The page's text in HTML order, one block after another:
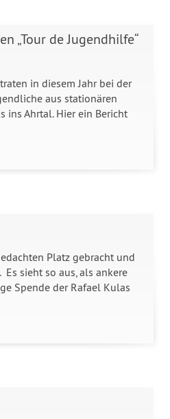
„Tour de Jugendhilfe“
in diesem Jahr bei der
aus stationären
ins Ahrtal. Hier ein Bericht
Platz gebracht und
sieht so aus, als ankere
Spende der Rafael Kulas